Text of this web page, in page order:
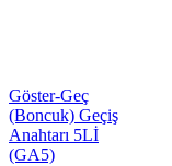
Göster-Geç
(Boncuk) Geçiş
Anahtarı 5Lİ
(GA5)